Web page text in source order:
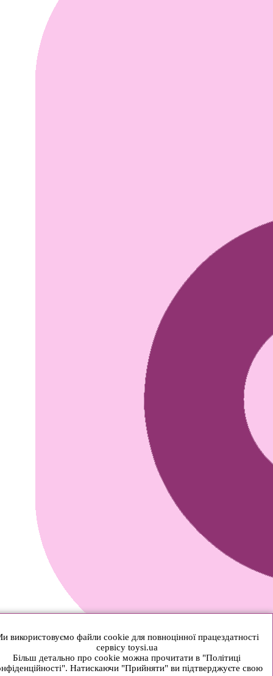
використовуємо файли cookie для повноцінної працездатності
сервісу toysi.ua
Більш детально про cookie можна прочитати в "Політиці
Натискаючи "Прийняти" ви підтверджуєте свою